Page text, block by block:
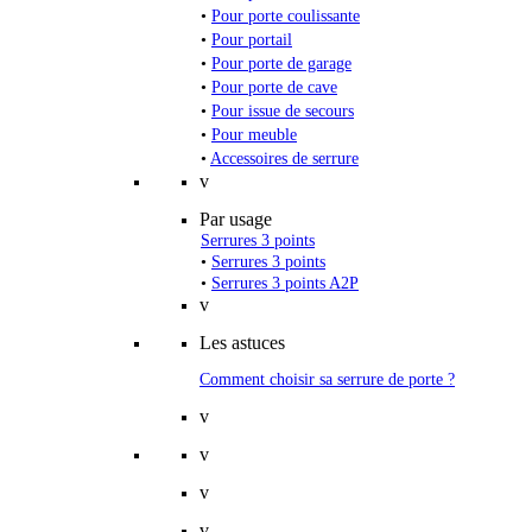
• Pour porte coulissante
• Pour portail
• Pour porte de garage
• Pour porte de cave
• Pour issue de secours
• Pour meuble
• Accessoires de serrure
v
Par usage
Serrures 3 points
• Serrures 3 points
• Serrures 3 points A2P
v
Les astuces
Comment choisir sa serrure de porte ?
v
v
v